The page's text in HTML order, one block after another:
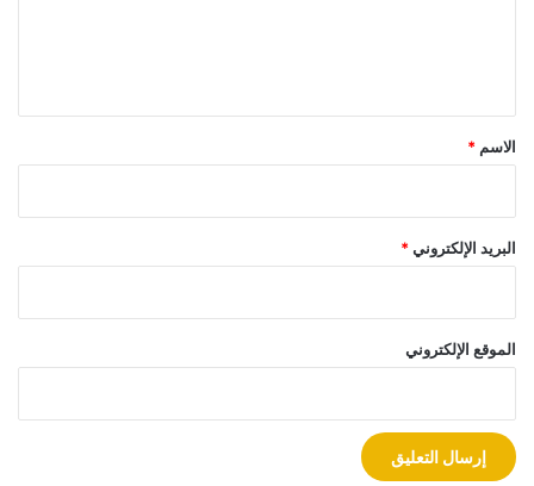
*
الاسم *
البريد الإلكتروني*
الموقع الإلكتروني